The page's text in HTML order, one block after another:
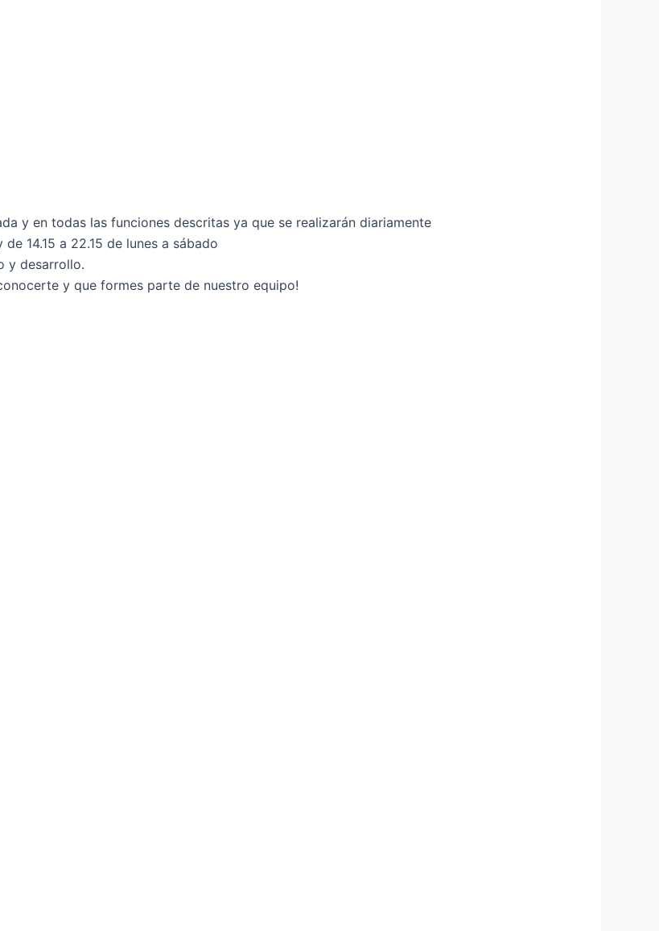
y en todas las funciones descritas ya que se realizarán diariamente
14.15 a 22.15 de lunes a sábado
y desarrollo.
y que formes parte de nuestro equipo!